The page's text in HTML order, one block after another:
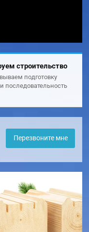
строительство
подготовку
последовательность
Перезвоните мне